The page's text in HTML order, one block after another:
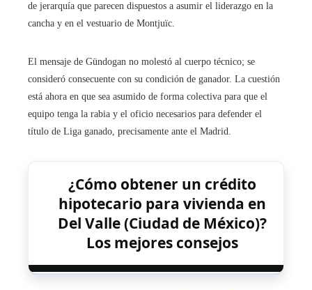
de jerarquía que parecen dispuestos a asumir el liderazgo en la
cancha y en el vestuario de Montjuïc.
El mensaje de Gündogan no molestó al cuerpo técnico; se
consideró consecuente con su condición de ganador. La cuestión
está ahora en que sea asumido de forma colectiva para que el
equipo tenga la rabia y el oficio necesarios para defender el
título de Liga ganado, precisamente ante el Madrid.
¿Cómo obtener un crédito
hipotecario para vivienda en
Del Valle (Ciudad de México)?
Los mejores consejos